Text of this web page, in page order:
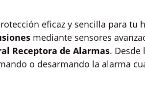
eficaz y sencilla para tu
mediante sensores
Receptora de Alarmas. Desde
o desarmando la alarma